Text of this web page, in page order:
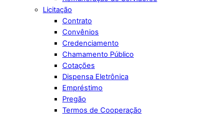
Licitação
Contrato
Convênios
Credenciamento
Chamamento Público
Cotações
Dispensa Eletrônica
Empréstimo
Pregão
Termos de Cooperação